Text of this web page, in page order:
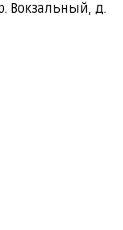
Вокзальный, д.